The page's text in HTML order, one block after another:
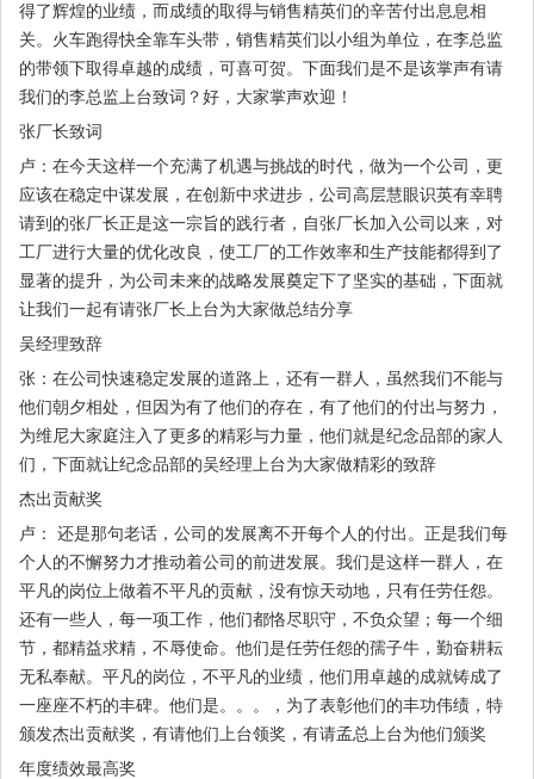
得了辉煌的业绩，而成绩的取得与销售精英们的辛苦付出息息相
关。火车跑得快全靠车头带，销售精英们以小组为单位，在李总监
的带领下取得卓越的成绩，可喜可贺。下面我们是不是该掌声有请
我们的李总监上台致词？好，大家掌声欢迎！
张厂长致词
卢：在今天这样一个充满了机遇与挑战的时代，做为一个公司，更
应该在稳定中谋发展，在创新中求进步，公司高层慧眼识英有幸聘
请到的张厂长正是这一宗旨的践行者，自张厂长加入公司以来，对
工厂进行大量的优化改良，使工厂的工作效率和生产技能都得到了
显著的提升，为公司未来的战略发展奠定下了坚实的基础，下面就
让我们一起有请张厂长上台为大家做总结分享
吴经理致辞
张：在公司快速稳定发展的道路上，还有一群人，虽然我们不能与
他们朝夕相处，但因为有了他们的存在，有了他们的付出与努力，
为维尼大家庭注入了更多的精彩与力量，他们就是纪念品部的家人
们，下面就让纪念品部的吴经理上台为大家做精彩的致辞
杰出贡献奖
卢： 还是那句老话，公司的发展离不开每个人的付出。正是我们每
个人的不懈努力才推动着公司的前进发展。我们是这样一群人，在
平凡的岗位上做着不平凡的贡献，没有惊天动地，只有任劳任怨。
还有一些人，每一项工作，他们都恪尽职守，不负众望；每一个细
节，都精益求精，不辱使命。他们是任劳任怨的孺子牛，勤奋耕耘
无私奉献。平凡的岗位，不平凡的业绩，他们用卓越的成就铸成了
一座座不朽的丰碑。他们是。。。，为了表彰他们的丰功伟绩，特
颁发杰出贡献奖，有请他们上台领奖，有请孟总上台为他们颁奖
年度绩效最高奖